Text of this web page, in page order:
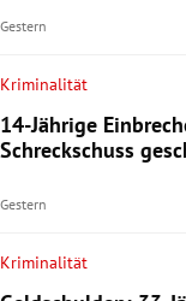
Gestern
Kriminalität
14-Jährige
Schreckschuss
Gestern
Kriminalität